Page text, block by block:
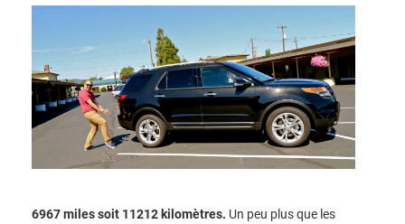
6967 miles soit 11212 kilomètres. Un peu plus que les